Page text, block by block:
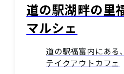
道の駅湖畔の里
マルシェ
道の駅福富内にある
テイクアウトカフェ